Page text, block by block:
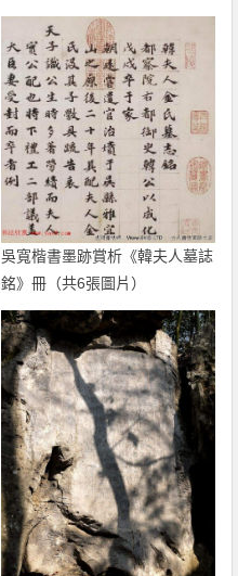
吳寬楷書墨跡賞析《韓夫人墓誌
銘》冊（共6張圖片）